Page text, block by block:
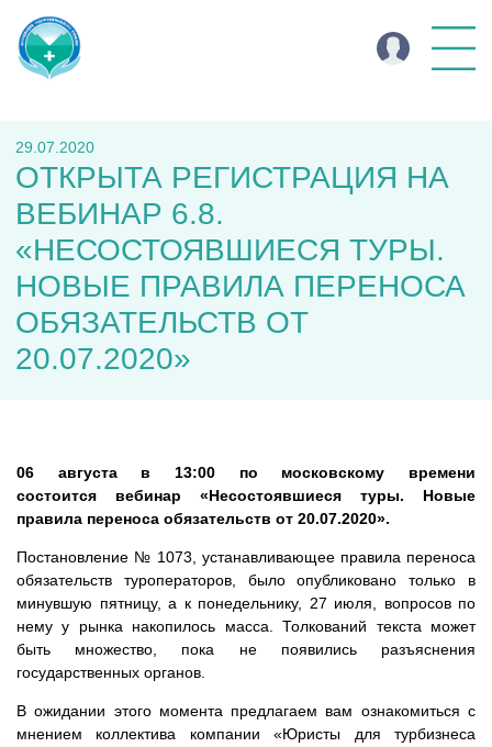
29.07.2020
ОТКРЫТА РЕГИСТРАЦИЯ НА
ВЕБИНАР 6.8.
«НЕСОСТОЯВШИЕСЯ ТУРЫ.
НОВЫЕ ПРАВИЛА ПЕРЕНОСА
ОБЯЗАТЕЛЬСТВ ОТ
20.07.2020»
06 августа в 13:00 по московскому времени
состоится вебинар «Несостоявшиеся туры. Новые
правила переноса обязательств от 20.07.2020».
Постановление № 1073, устанавливающее правила переноса
обязательств туроператоров, было опубликовано только в
минувшую пятницу, а к понедельнику, 27 июля, вопросов по
нему у рынка накопилось масса. Толкований текста может
быть множество, пока не появились разъяснения
государственных органов.
В ожидании этого момента предлагаем вам ознакомиться с
мнением коллектива компании «Юристы для турбизнеса